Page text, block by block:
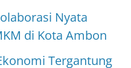
Nyata
di Kota Ambon
Tergantung